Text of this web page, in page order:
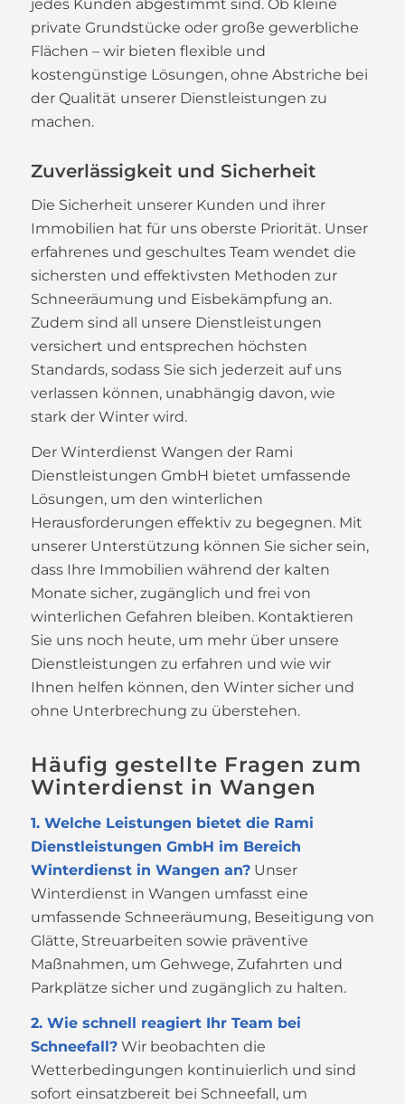
jedes Kunden abgestimmt sind. Ob kleine
private Grundstücke oder große gewerbliche
Flächen – wir bieten flexible und
kostengünstige Lösungen, ohne Abstriche bei
der Qualität unserer Dienstleistungen zu
machen.
Zuverlässigkeit und Sicherheit
Die Sicherheit unserer Kunden und ihrer
Immobilien hat für uns oberste Priorität. Unser
erfahrenes und geschultes Team wendet die
sichersten und effektivsten Methoden zur
Schneeräumung und Eisbekämpfung an.
Zudem sind all unsere Dienstleistungen
versichert und entsprechen höchsten
Standards, sodass Sie sich jederzeit auf uns
verlassen können, unabhängig davon, wie
stark der Winter wird.
Der Winterdienst Wangen der Rami
Dienstleistungen GmbH bietet umfassende
Lösungen, um den winterlichen
Herausforderungen effektiv zu begegnen. Mit
unserer Unterstützung können Sie sicher sein,
dass Ihre Immobilien während der kalten
Monate sicher, zugänglich und frei von
winterlichen Gefahren bleiben. Kontaktieren
Sie uns noch heute, um mehr über unsere
Dienstleistungen zu erfahren und wie wir
Ihnen helfen können, den Winter sicher und
ohne Unterbrechung zu überstehen.
Häufig gestellte Fragen zum
Winterdienst in Wangen
1. Welche Leistungen bietet die Rami
Dienstleistungen GmbH im Bereich
Winterdienst in Wangen an?Unser
Winterdienst in Wangen umfasst eine
umfassende Schneeräumung, Beseitigung von
Glätte, Streuarbeiten sowie präventive
Maßnahmen, um Gehwege, Zufahrten und
Parkplätze sicher und zugänglich zu halten.
2. Wie schnell reagiert Ihr Team bei
Schneefall?Wir beobachten die
Wetterbedingungen kontinuierlich und sind
sofort einsatzbereit bei Schneefall, um